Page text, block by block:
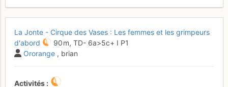
La Jonte - Cirque des Vases : Les femmes et les grimpeurs
d'abord
90 m, TD- 6a>5c+ I P1
Ororange , brian
Activités